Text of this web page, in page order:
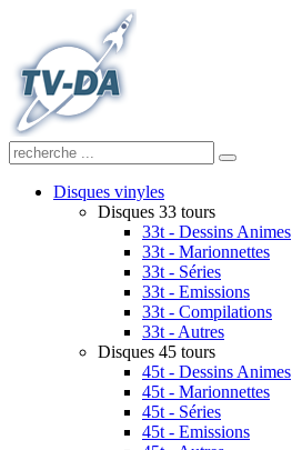
Disques vinyles
Disques 33 tours
33t - Dessins Animes
33t - Marionnettes
33t - Séries
33t - Emissions
33t - Compilations
33t - Autres
Disques 45 tours
45t - Dessins Animes
45t - Marionnettes
45t - Séries
45t - Emissions